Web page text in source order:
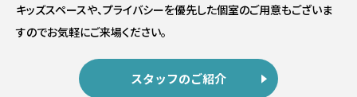
キッズスペースや、プライバシーを優先した個室のご用意もございま
すのでお気軽にご来場ください。
スタッフのご紹介